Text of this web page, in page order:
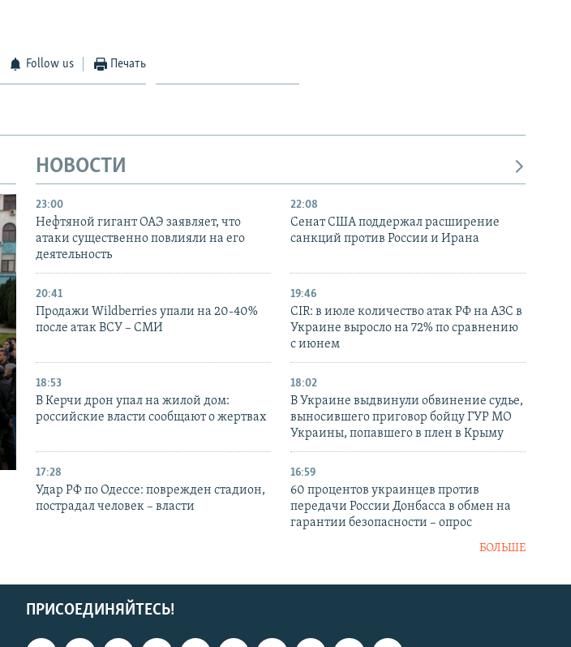
Follow us Печать
НОВОСТИ
23:00
Нефтяной гигант ОАЭ заявляет, что
атаки существенно повлияли на его
деятельность
22:08
Сенат США поддержал расширение
санкций против России и Ирана
20:41
Продажи Wildberries упали на 20-40%
после атак ВСУ – СМИ
19:46
CIR: в июле количество атак РФ на АЗС в
Украине выросло на 72% по сравнению
с июнем
18:53
В Керчи дрон упал на жилой дом:
российские власти сообщают о жертвах
18:02
В Украине выдвинули обвинение судье,
выносившего приговор бойцу ГУР МО
Украины, попавшего в плен в Крыму
17:28
Удар РФ по Одессе: поврежден стадион,
пострадал человек – власти
16:59
60 процентов украинцев против
передачи России Донбасса в обмен на
гарантии безопасности – опрос
БОЛЬШЕ
ПРИСОЕДИНЯЙТЕСЬ!